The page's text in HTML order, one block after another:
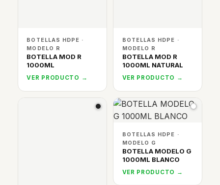
BOTELLAS HDPE ·
MODELO R
BOTELLA MOD R
1000ML
VER PRODUCTO →
BOTELLAS HDPE ·
MODELO R
BOTELLA MOD R
1000ML NATURAL
VER PRODUCTO →
BOTELLAS HDPE ·
MODELO G
BOTELLA MODELO G
1000ML BLANCO
VER PRODUCTO →